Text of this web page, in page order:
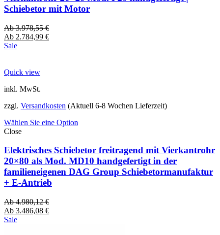
Schiebetor mit Motor
Ab3.978,55€
Ab 2.784,99 €
Sale
Quick view
inkl. MwSt.
zzgl. Versandkosten (Aktuell 6-8 Wochen Lieferzeit)
Wählen Sie eine Option
Close
Elektrisches Schiebetor freitragend mit Vierkantrohr
20×80 als Mod. MD10 handgefertigt in der
familieneigenen DAG Group Schiebetormanufaktur
+ E-Antrieb
Ab4.980,12€
Ab 3.486,08 €
Sale